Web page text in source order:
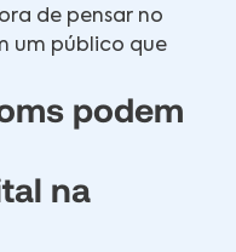
de pensar no
um público que
podem
na